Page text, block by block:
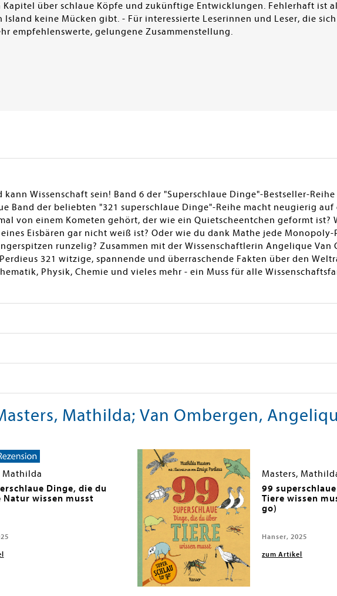
Kapitel über schlaue Köpfe und zukünftige Entwicklungen. Fehlerhaft ist
Island keine Mücken gibt. - Für interessierte Leserinnen und Leser, die
empfehlenswerte, gelungene Zusammenstellung.
Wissenschaft sein! Band 6 der "Superschlaue Dinge"-Bestseller-
Band der beliebten "321 superschlaue Dinge"-Reihe macht neugierig
von einem Kometen gehört, der wie ein Quietscheentchen geformt ist?
eines Eisbären gar nicht weiß ist? Oder wie du dank Mathe jede
runzelig? Zusammen mit der Wissenschaftlerin Angelique Van
321 witzige, spannende und überraschende Fakten über den
Physik, Chemie und vieles mehr - ein Muss für alle
Mathilda; Van Ombergen,
Mathilda
Dinge, die du
Natur wissen musst
Masters,
99
Tiere wissen
go)
Hanser, 2025
zum Artikel